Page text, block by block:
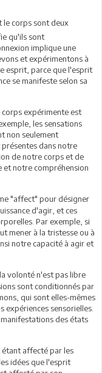
corps sont deux
qu'ils sont
implique une
et expérimentons à
esprit, parce que l'esprit
se manifeste selon sa
expérimente est
les sensations
non seulement
dans notre
de notre corps et de
et notre compréhension
"affect" pour désigner
d'agir, et ces
Par exemple, si
mener à la tristesse ou à
notre capacité à agir et
volonté n'est pas libre
sont conditionnés par
qui sont elles-mêmes
sensorielles.
des états
étant affecté par les
idées que l'esprit